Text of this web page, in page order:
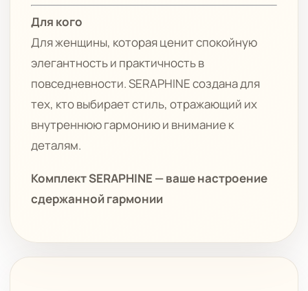
Для кого
Для женщины, которая ценит спокойную
элегантность и практичность в
повседневности. SERAPHINE создана для
тех, кто выбирает стиль, отражающий их
внутреннюю гармонию и внимание к
деталям.
Комплект SERAPHINE — ваше настроение
сдержанной гармонии